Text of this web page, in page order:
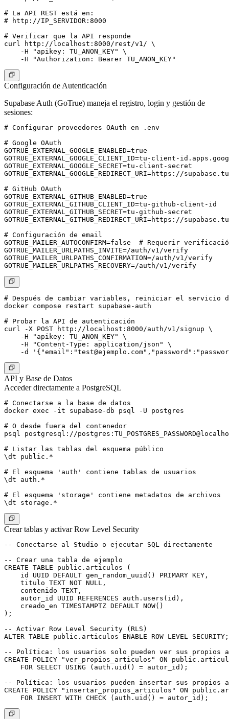
# La API REST está en:
# http://IP_SERVIDOR:8000
# Verificar que la API responde
curl http://localhost:8000/rest/v1/ \
    -H "apikey: TU_ANON_KEY" \
Configuración de Autenticación
Supabase Auth (GoTrue) maneja el registro, login y gestión de
sesiones:
# Configurar proveedores OAuth en .env
# Google OAuth
GOTRUE_EXTERNAL_GOOGLE_ENABLED=true
GOTRUE_EXTERNAL_GOOGLE_CLIENT_ID=tu-client-
GOTRUE_EXTERNAL_GOOGLE_SECRET=tu-client-secret
GOTRUE_EXTERNAL_GOOGLE_REDIRECT_URI=https://
# GitHub OAuth
GOTRUE_EXTERNAL_GITHUB_ENABLED=true
GOTRUE_EXTERNAL_GITHUB_CLIENT_ID=tu-github-client-id
GOTRUE_EXTERNAL_GITHUB_SECRET=tu-github-secret
GOTRUE_EXTERNAL_GITHUB_REDIRECT_URI=https://
# Configuración de email
GOTRUE_MAILER_AUTOCONFIRM=false  # Requerir
GOTRUE_MAILER_URLPATHS_INVITE=/auth/v1/verify
GOTRUE_MAILER_URLPATHS_CONFIRMATION=/auth/v1/verify
# Después de cambiar variables, reiniciar el servicio
docker compose restart supabase-auth
# Probar la API de autenticación
curl -X POST http://localhost:8000/auth/v1/signup \
    -H "apikey: TU_ANON_KEY" \
    -H "Content-Type: application/json" \
    -d '{"email":"
test@ejemplo.com
API y Base de Datos
Acceder directamente a PostgreSQL
# Conectarse a la base de datos
docker exec -it supabase-db psql -U postgres
# O desde fuera del contenedor
psql postgresql://
# Listar las tablas del esquema público
\dt public.*
# El esquema 'auth' contiene tablas de usuarios
\dt auth.*
# El esquema 'storage' contiene metadatos de archivos
Crear tablas y activar Row Level Security
-- Conectarse al Studio o ejecutar SQL directamente
-- Crear una tabla de ejemplo
CREATE TABLE public.articulos (
    id UUID DEFAULT gen_random_uuid() PRIMARY KEY,
    titulo TEXT NOT NULL,
    contenido TEXT,
    autor_id UUID REFERENCES auth.users(id),
    creado_en TIMESTAMPTZ DEFAULT NOW()
);
-- Activar Row Level Security (RLS)
ALTER TABLE public.articulos ENABLE ROW LEVEL SECURITY;
-- Política: los usuarios solo pueden ver sus propios
CREATE POLICY "ver_propios_articulos" ON
    FOR SELECT USING (auth.uid() = autor_id);
-- Política: los usuarios pueden insertar sus propios
CREATE POLICY "insertar_propios_articulos" ON